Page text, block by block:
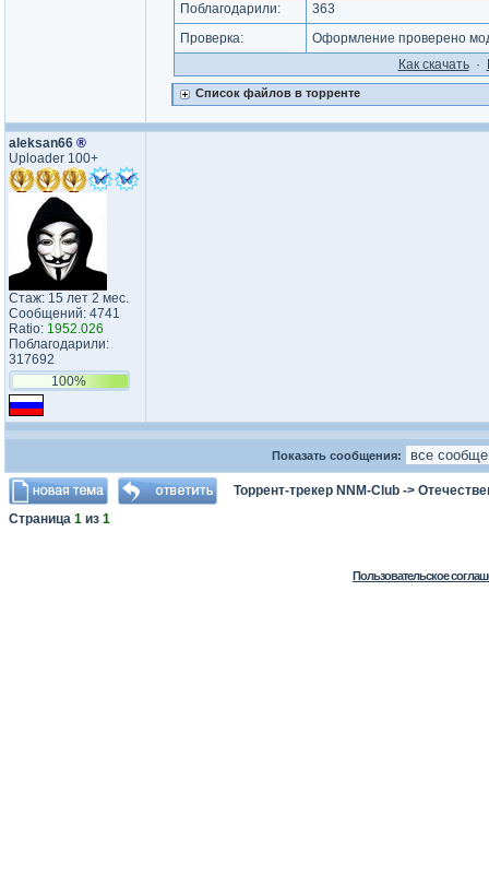
Поблагодарили:
363
Проверка:
Оформление проверено
Как cкачать·
Список файлов в торренте
aleksan66 ®
Uploader 100+
Стаж: 15 лет 2 мес.
Сообщений: 4741
Ratio: 1952.026
Поблагодарили:
317692
100%
Показать сообщения:
Торрент-трекер NNM-Club ->
Страница 1 из 1
Пользовательское